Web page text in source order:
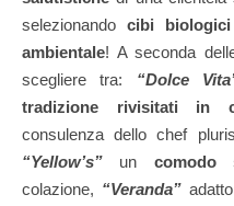
selezionando cibi biologici
ambientale! A seconda
scegliere tra: “Dolce
tradizione rivisitati in
consulenza dello chef
“Yellow’s” un comodo
colazione, “Veranda”adatto